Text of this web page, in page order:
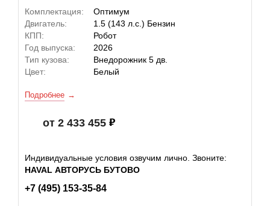
Комплектация:
Оптимум
Двигатель:
1.5 (143 л.с.) Бензин
КПП:
Робот
Год выпуска:
2026
Тип кузова:
Внедорожник 5 дв.
Цвет:
Белый
Подробнее
от 2 433 455
Индивидуальные условия озвучим лично. Звоните:
HAVAL АВТОРУСЬ БУТОВО
+7 (495) 153-35-84